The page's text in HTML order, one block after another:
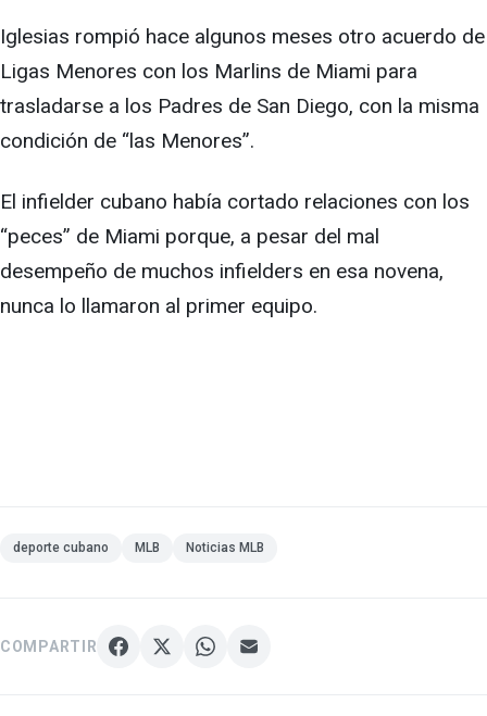
Iglesias rompió hace algunos meses otro acuerdo de
Ligas Menores con los Marlins de Miami para
trasladarse a los Padres de San Diego, con la misma
condición de “las Menores”.
El infielder cubano había cortado relaciones con los
“peces” de Miami porque, a pesar del mal
desempeño de muchos infielders en esa novena,
nunca lo llamaron al primer equipo.
deporte cubano MLB Noticias MLB
COMPARTIR